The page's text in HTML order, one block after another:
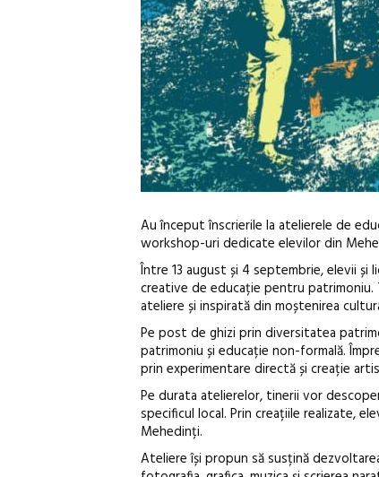
Au început înscrierile la atelierele de
workshop-uri dedicate elevilor din
Între 13 august și 4 septembrie, elevii
creative de educație pentru
ateliere și inspirată din moștenirea
Pe post de ghizi prin diversitatea
patrimoniu și educație non-formală.
prin experimentare directă și creație
Pe durata atelierelor, tinerii vor
specificul local. Prin creațiile realizate,
Mehedinți.
Ateliere își propun să susțină